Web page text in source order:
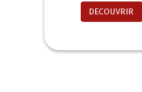
DECOUVRIR